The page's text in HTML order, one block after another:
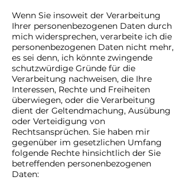
Wenn Sie insoweit der Verarbeitung
Ihrer personenbezogenen Daten durch
mich widersprechen, verarbeite ich die
personenbezogenen Daten nicht mehr,
es sei denn, ich könnte zwingende
schutzwürdige Gründe für die
Verarbeitung nachweisen, die Ihre
Interessen, Rechte und Freiheiten
überwiegen, oder die Verarbeitung
dient der Geltendmachung, Ausübung
oder Verteidigung von
Rechtsansprüchen. Sie haben mir
gegenüber im gesetzlichen Umfang
folgende Rechte hinsichtlich der Sie
betreffenden personenbezogenen
Daten: